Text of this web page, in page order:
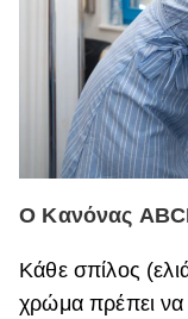
Ο Κανόνας
Κάθε σπίλος
χρώμα πρέπει να